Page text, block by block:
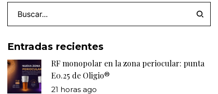
Buscar
Entradas recientes
RF monopolar en la zona periocular: punta
E0.25 de Oligio®
21 horas ago